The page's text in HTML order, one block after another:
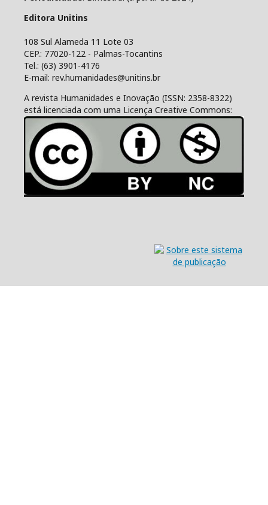
Editora Unitins
108 Sul Alameda 11 Lote 03
CEP.: 77020-122 - Palmas-Tocantins
Tel.: (63) 3901-4176
E-mail: rev.humanidades@unitins.br
A revista Humanidades e Inovação (ISSN: 2358-8322)
está licenciada com uma Licença Creative Commons: